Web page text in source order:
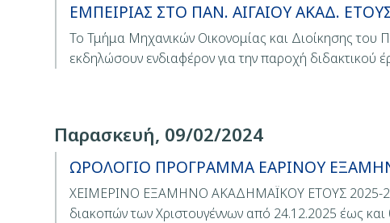
ΕΜΠΕΙΡΙΑΣ ΣΤΟ ΠΑΝ. ΑΙΓΑΙΟΥ ΑΚΑΔ.
Το Τμήμα Μηχανικών Οικονομίας και Διοίκησης του
εκδηλώσουν ενδιαφέρον για την παροχή διδακτικού
Παρασκευή, 09/02/2024
ΩΡΟΛΟΓΙΟ ΠΡΟΓΡΑΜΜΑ ΕΑΡΙΝΟΥ
ΧΕΙΜΕΡΙΝΟ ΕΞΑΜΗΝΟ ΑΚΑΔΗΜΑΪΚΟΥ ΕΤΟΥΣ 2025-
διακοπών των Χριστουγέννων από 24.12.2025 έως και